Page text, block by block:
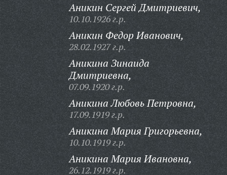
Аникин Сергей Дмитриевич,
10.10.1926 г.р.
Аникин Федор Иванович,
28.02.1927 г.р.
Аникина Зинаида
Дмитриевна,
07.09.1920 г.р.
Аникина Любовь Петровна,
17.09.1919 г.р.
Аникина Мария Григорьевна,
10.10.1919 г.р.
Аникина Мария Ивановна,
26.12.1919 г.р.